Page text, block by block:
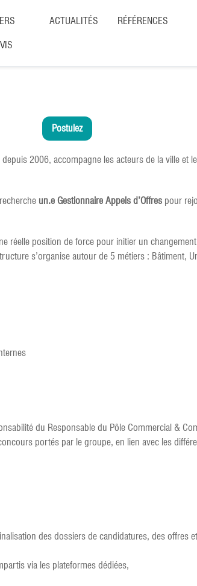
ACTUALITÉS RÉFÉRENCES
Postulez
2006, accompagne les acteurs de la ville et
un.e Gestionnaire Appels d’Offres pour
réelle position de force pour initier un
s’organise autour de 5 métiers : Bâtiment,
du Responsable du Pôle Commercial &
portés par le groupe, en lien avec les
des dossiers de candidatures, des offres
via les plateformes dédiées,